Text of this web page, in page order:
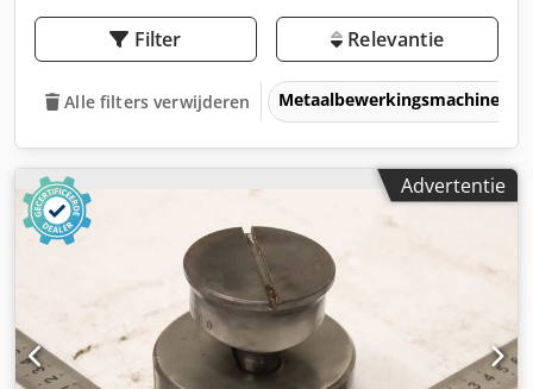
Filter Relevantie
Alle filters verwijderen Metaalbewerkingsmachines
Advertentie